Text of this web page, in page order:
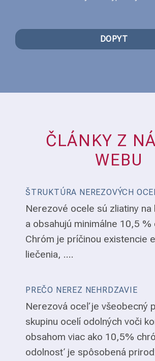
DOPYT
ČLÁNKY Z
WEBU
ŠTRUKTÚRA NEREZOVÝCH
Nerezové ocele sú zliatiny na
a obsahujú minimálne 10,5 %
Chróm je príčinou existencie
liečenia, ....
PREČO NEREZ NEHRDZAVIE
Nerezová oceľ je všeobecný
skupinu ocelí odolných voči
obsahom viac ako 10,5%
odolnosť je spôsobená